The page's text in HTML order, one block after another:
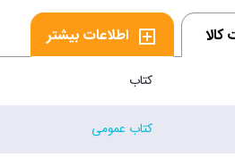
کالا اطلاعات بیشتر
کتاب
کتاب عمومی